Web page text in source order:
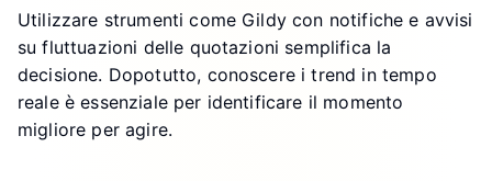
Utilizzare strumenti come Gildy con notifiche e avvisi
su fluttuazioni delle quotazioni semplifica la
decisione. Dopotutto, conoscere i trend in tempo
reale è essenziale per identificare il momento
migliore per agire.